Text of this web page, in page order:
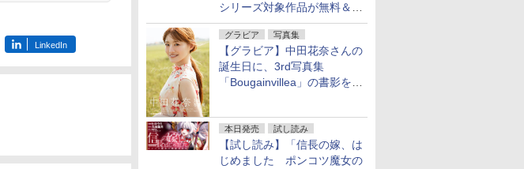
シリーズ対象作品が無料＆最
大80%オフ！
グラビア 写真集
【グラビア】中田花奈さんの
誕生日に、3rd写真集
「Bougainvillea」の書影を公
本日発売 試し読み
【試し読み】「信長の嫁、は
じめました ポンコツ魔女の
LinkedIn